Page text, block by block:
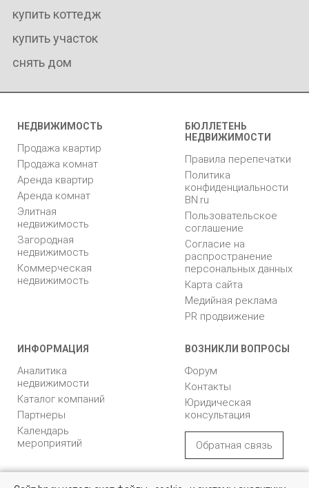
купить коттедж
купить участок
снять дом
НЕДВИЖИМОСТЬ
Продажа квартир
Продажа комнат
Аренда квартир
Аренда комнат
Элитная
недвижимость
Загородная
недвижимость
Коммерческая
недвижимость
БЮЛЛЕТЕНЬ
НЕДВИЖИМОСТИ
Правила перепечатки
Политика
конфиденциальности
BN.ru
Пользовательское
соглашение
Согласие на
распространение
персональных данных
Карта сайта
Медийная реклама
PR продвижение
ИНФОРМАЦИЯ
Аналитика
недвижимости
Каталог компаний
Партнеры
Календарь
мероприятий
ВОЗНИКЛИ ВОПРОСЫ
Форум
Контакты
Юридическая
консультация
Обратная связь